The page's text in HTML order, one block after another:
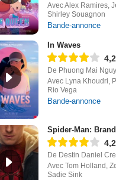
Avec Alex Ramires,
Shirley Souagnon
Bande-annonce
In Waves
4,2
De Phuong Mai
Avec Lyna Khoudri,
Rio Vega
Bande-annonce
Spider-Man:
4,2
De Destin Daniel
Avec Tom Holland,
Sadie Sink